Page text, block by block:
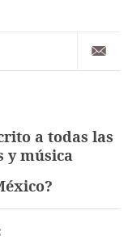
a todas las
y música